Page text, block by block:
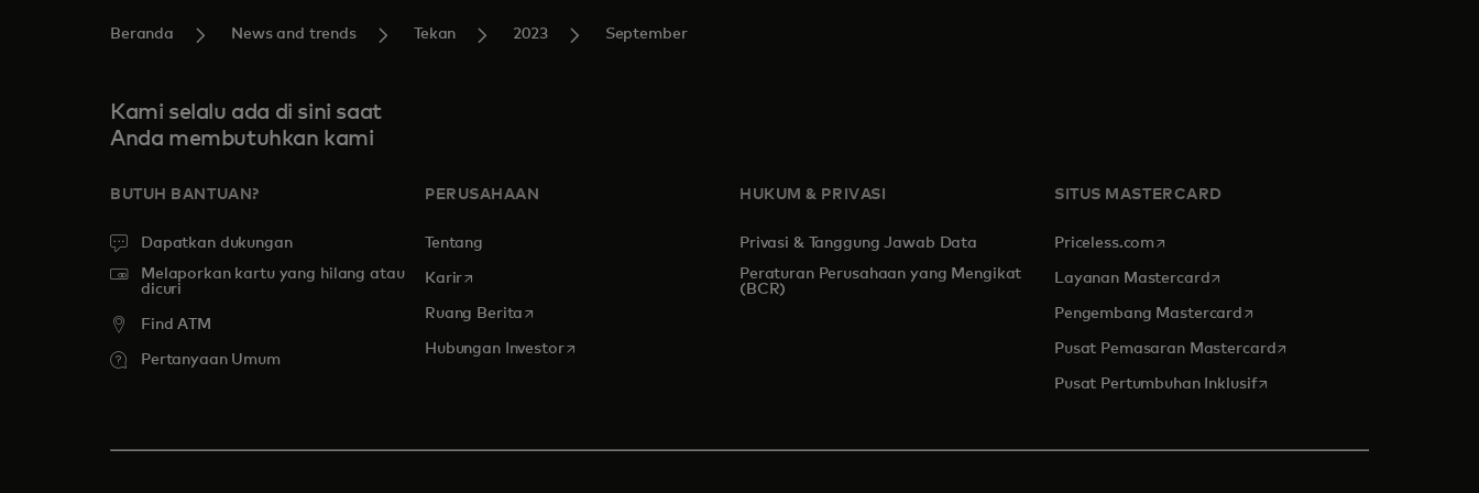
Beranda News and trends Tekan 2023 September
Kami selalu ada di sini saat
Anda membutuhkan kami
BUTUH BANTUAN?
Dapatkan dukungan
Melaporkan kartu yang hilang atau
dicuri
Find ATM
Pertanyaan Umum
PERUSAHAAN
Tentang
Kariropens in a new tab
Ruang Berita opens in a new tab
Hubungan Investoropens in a new tab
HUKUM & PRIVASI
Privasi & Tanggung Jawab Data
Peraturan Perusahaan yang Mengikat
(BCR)
SITUS MASTERCARD
Priceless.com opens in a new tab
Layanan Mastercardopens in a new tab
Pengembang Mastercard opens in a new tab
Pusat Pemasaran Mastercardopens in a new tab
Pusat Pertumbuhan Inklusifopens in a new tab